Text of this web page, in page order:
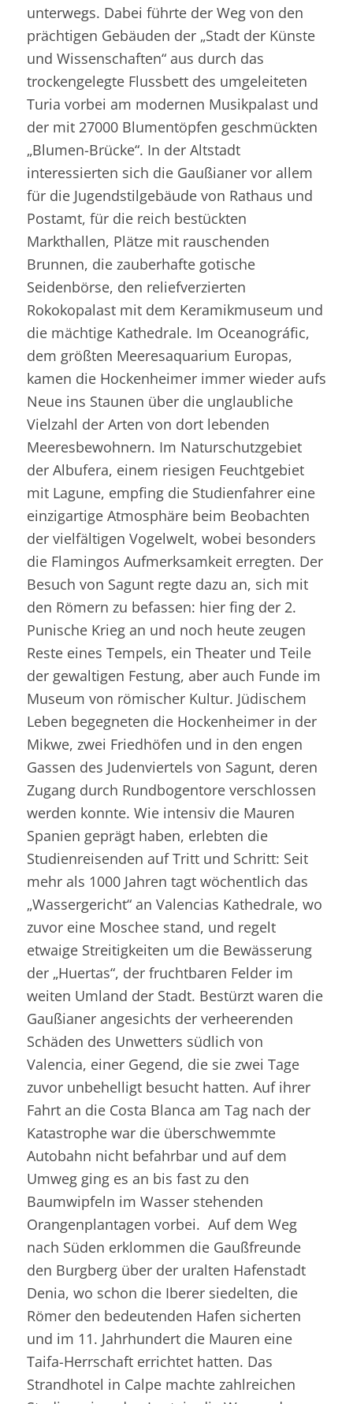
unterwegs. Dabei führte der Weg von den
prächtigen Gebäuden der „Stadt der Künste
und Wissenschaften“ aus durch das
trockengelegte Flussbett des umgeleiteten
Turia vorbei am modernen Musikpalast und
der mit 27000 Blumentöpfen geschmückten
„Blumen-Brücke“. In der Altstadt
interessierten sich die Gaußianer vor allem
für die Jugendstilgebäude von Rathaus und
Postamt, für die reich bestückten
Markthallen, Plätze mit rauschenden
Brunnen, die zauberhafte gotische
Seidenbörse, den reliefverzierten
Rokokopalast mit dem Keramikmuseum und
die mächtige Kathedrale. Im Oceanográfic,
dem größten Meeresaquarium Europas,
kamen die Hockenheimer immer wieder aufs
Neue ins Staunen über die unglaubliche
Vielzahl der Arten von dort lebenden
Meeresbewohnern. Im Naturschutzgebiet
der Albufera, einem riesigen Feuchtgebiet
mit Lagune, empfing die Studienfahrer eine
einzigartige Atmosphäre beim Beobachten
der vielfältigen Vogelwelt, wobei besonders
die Flamingos Aufmerksamkeit erregten. Der
Besuch von Sagunt regte dazu an, sich mit
den Römern zu befassen: hier fing der 2.
Punische Krieg an und noch heute zeugen
Reste eines Tempels, ein Theater und Teile
der gewaltigen Festung, aber auch Funde im
Museum von römischer Kultur. Jüdischem
Leben begegneten die Hockenheimer in der
Mikwe, zwei Friedhöfen und in den engen
Gassen des Judenviertels von Sagunt, deren
Zugang durch Rundbogentore verschlossen
werden konnte. Wie intensiv die Mauren
Spanien geprägt haben, erlebten die
Studienreisenden auf Tritt und Schritt: Seit
mehr als 1000 Jahren tagt wöchentlich das
„Wassergericht“ an Valencias Kathedrale, wo
zuvor eine Moschee stand, und regelt
etwaige Streitigkeiten um die Bewässerung
der „Huertas“, der fruchtbaren Felder im
weiten Umland der Stadt. Bestürzt waren die
Gaußianer angesichts der verheerenden
Schäden des Unwetters südlich von
Valencia, einer Gegend, die sie zwei Tage
zuvor unbehelligt besucht hatten. Auf ihrer
Fahrt an die Costa Blanca am Tag nach der
Katastrophe war die überschwemmte
Autobahn nicht befahrbar und auf dem
Umweg ging es an bis fast zu den
Baumwipfeln im Wasser stehenden
Orangenplantagen vorbei. Auf dem Weg
nach Süden erklommen die Gaußfreunde
den Burgberg über der uralten Hafenstadt
Denia, wo schon die Iberer siedelten, die
Römer den bedeutenden Hafen sicherten
und im 11. Jahrhundert die Mauren eine
Taifa-Herrschaft errichtet hatten. Das
Strandhotel in Calpe machte zahlreichen